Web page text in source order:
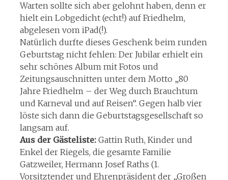
Warten sollte sich aber gelohnt haben, denn er
hielt ein Lobgedicht (echt!) auf Friedhelm,
abgelesen vom iPad(!).
Natürlich durfte dieses Geschenk beim runden
Geburtstag nicht fehlen: Der Jubilar erhielt ein
sehr schönes Album mit Fotos und
Zeitungsauschnitten unter dem Motto „80
Jahre Friedhelm – der Weg durch Brauchtum
und Karneval und auf Reisen“. Gegen halb vier
löste sich dann die Geburtstagsgesellschaft so
langsam auf.
Aus der Gästeliste:Gattin Ruth, Kinder und
Enkel der Riegels, die gesamte Familie
Gatzweiler, Hermann Josef Raths (1.
Vorsitztender und Ehrenpräsident der „Großen